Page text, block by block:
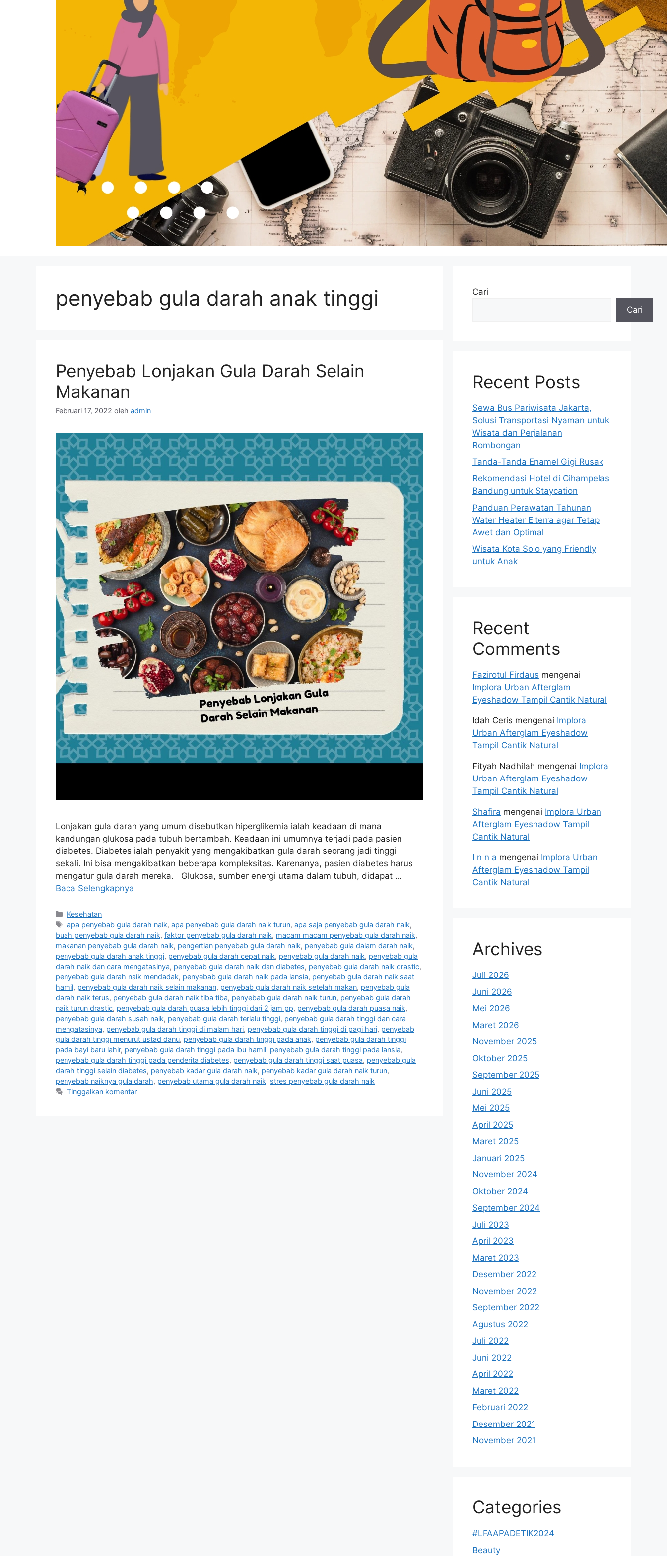
penyebab gula darah anak tinggi
Penyebab Lonjakan Gula Darah Selain
Makanan
Februari 17, 2022 oleh admin
Lonjakan gula darah yang umum disebutkan hiperglikemia ialah keadaan di mana
kandungan glukosa pada tubuh bertambah. Keadaan ini umumnya terjadi pada pasien
diabetes. Diabetes ialah penyakit yang mengakibatkan gula darah seorang jadi tinggi
sekali. Ini bisa mengakibatkan beberapa kompleksitas. Karenanya, pasien diabetes harus
mengatur gula darah mereka. Glukosa, sumber energi utama dalam tubuh, didapat …
Baca Selengkapnya
Kategori
Kesehatan
Tag
apa penyebab gula darah naik,apa penyebab gula darah naik turun,apa saja penyebab gula darah naik,
buah penyebab gula darah naik, faktor penyebab gula darah naik, macam macam penyebab gula darah naik,
makanan penyebab gula darah naik, pengertian penyebab gula darah naik, penyebab gula dalam darah naik,
penyebab gula darah anak tinggi, penyebab gula darah cepat naik, penyebab gula darah naik, penyebab gula
darah naik dan cara mengatasinya, penyebab gula darah naik dan diabetes, penyebab gula darah naik drastic,
penyebab gula darah naik mendadak, penyebab gula darah naik pada lansia, penyebab gula darah naik saat
hamil, penyebab gula darah naik selain makanan, penyebab gula darah naik setelah makan, penyebab gula
darah naik terus, penyebab gula darah naik tiba tiba, penyebab gula darah naik turun, penyebab gula darah
naik turun drastic, penyebab gula darah puasa lebih tinggi dari 2 jam pp, penyebab gula darah puasa naik,
penyebab gula darah susah naik, penyebab gula darah terlalu tinggi, penyebab gula darah tinggi dan cara
mengatasinya, penyebab gula darah tinggi di malam hari, penyebab gula darah tinggi di pagi hari, penyebab
gula darah tinggi menurut ustad danu, penyebab gula darah tinggi pada anak, penyebab gula darah tinggi
pada bayi baru lahir, penyebab gula darah tinggi pada ibu hamil, penyebab gula darah tinggi pada lansia,
penyebab gula darah tinggi pada penderita diabetes, penyebab gula darah tinggi saat puasa, penyebab gula
darah tinggi selain diabetes, penyebab kadar gula darah naik, penyebab kadar gula darah naik turun,
penyebab naiknya gula darah, penyebab utama gula darah naik, stres penyebab gula darah naik
Tinggalkan komentar
Cari
Cari
Recent Posts
Sewa Bus Pariwisata Jakarta,
Solusi Transportasi Nyaman untuk
Wisata dan Perjalanan
Rombongan
Tanda-Tanda Enamel Gigi Rusak
Rekomendasi Hotel di Cihampelas
Bandung untuk Staycation
Panduan Perawatan Tahunan
Water Heater Elterra agar Tetap
Awet dan Optimal
Wisata Kota Solo yang Friendly
untuk Anak
Recent
Comments
Fazirotul Firdaus mengenai
Implora Urban Afterglam
Eyeshadow Tampil Cantik Natural
Idah Ceris mengenai Implora
Urban Afterglam Eyeshadow
Tampil Cantik Natural
Fityah Nadhilah mengenai Implora
Urban Afterglam Eyeshadow
Tampil Cantik Natural
Shafira mengenai Implora Urban
Afterglam Eyeshadow Tampil
Cantik Natural
I n n a mengenai Implora Urban
Afterglam Eyeshadow Tampil
Cantik Natural
Archives
Juli 2026
Juni 2026
Mei 2026
Maret 2026
November 2025
Oktober 2025
September 2025
Juni 2025
Mei 2025
April 2025
Maret 2025
Januari 2025
November 2024
Oktober 2024
September 2024
Juli 2023
April 2023
Maret 2023
Desember 2022
November 2022
September 2022
Agustus 2022
Juli 2022
Juni 2022
April 2022
Maret 2022
Februari 2022
Desember 2021
November 2021
Categories
#LFAAPADETIK2024
Beauty